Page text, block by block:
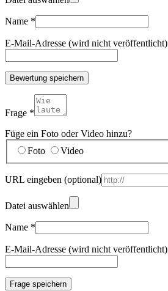
Name *
E-Mail-Adresse (wird nicht veröffentlicht)
Bewertung speichern
Frage *
Füge ein Foto oder Video hinzu?
Foto
Video
URL eingeben (optional)
Datei auswählen
Name *
E-Mail-Adresse (wird nicht veröffentlicht)
Frage speichern